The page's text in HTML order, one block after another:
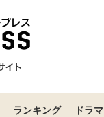
ランキング ドラマ